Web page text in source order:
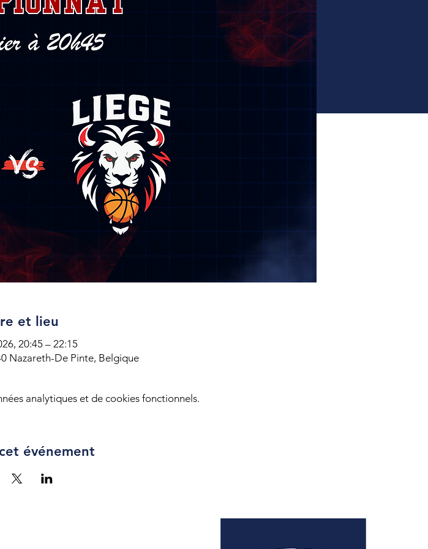
et lieu
20:45 – 22:15
Nazareth-De Pinte, Belgique
analytiques et de cookies fonctionnels.
événement